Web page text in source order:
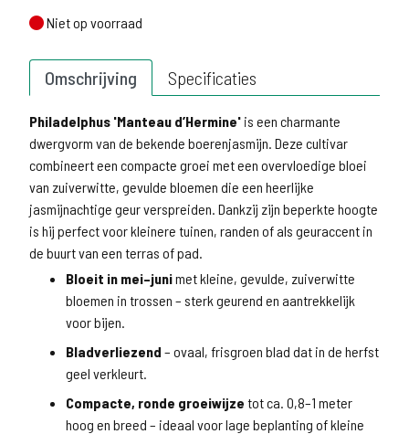
Niet op voorraad
Niet op voorraad
Omschrijving Specificaties
Philadelphus 'Manteau d’Hermine' is een charmante
dwergvorm van de bekende boerenjasmijn. Deze cultivar
combineert een compacte groei met een overvloedige bloei
van zuiverwitte, gevulde bloemen die een heerlijke
jasmijnachtige geur verspreiden. Dankzij zijn beperkte hoogte
is hij perfect voor kleinere tuinen, randen of als geuraccent in
de buurt van een terras of pad.
Bloeit in mei–junimet kleine, gevulde, zuiverwitte
bloemen in trossen – sterk geurend en aantrekkelijk
voor bijen.
Bladverliezend – ovaal, frisgroen blad dat in de herfst
geel verkleurt.
Compacte, ronde groeiwijze tot ca. 0,8–1 meter
hoog en breed – ideaal voor lage beplanting of kleine